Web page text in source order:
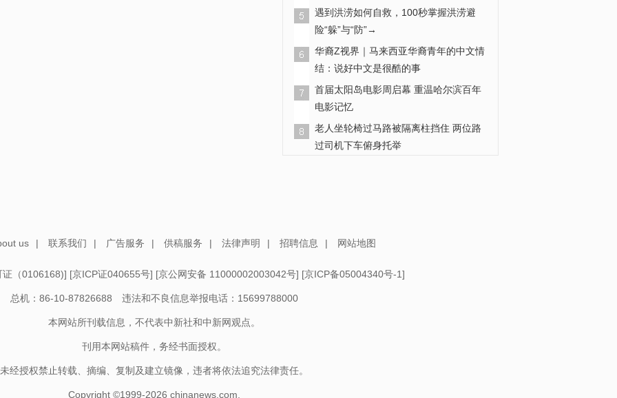
遇到洪涝如何自救，100秒掌握洪涝避
险“躲”与“防”→
华裔Z视界｜马来西亚华裔青年的中文情
结：说好中文是很酷的事
首届太阳岛电影周启幕 重温哈尔滨百年
电影记忆
老人坐轮椅过马路被隔离柱挡住 两位路
过司机下车俯身托举
us | 联系我们 | 广告服务 | 供稿服务 | 法律声明 | 招聘信息 | 网站地图
证（0106168)] [京ICP证040655号] [京公网安备 11000002003042号] [京ICP备05004340号-1]
总机：86-10-87826688 违法和不良信息举报电话：15699788000
本网站所刊载信息，不代表中新社和中新网观点。
刊用本网站稿件，务经书面授权。
未经授权禁止转载、摘编、复制及建立镜像，违者将依法追究法律责任。
Copyright ©1999-2026 chinanews.com.